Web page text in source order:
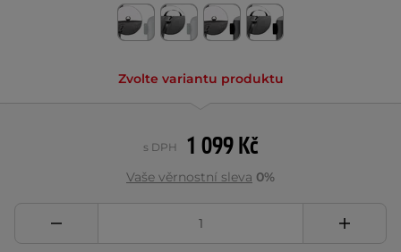
Zvolte variantu produktu
1 099 Kč
s DPH
Vaše věrnostní sleva 0%